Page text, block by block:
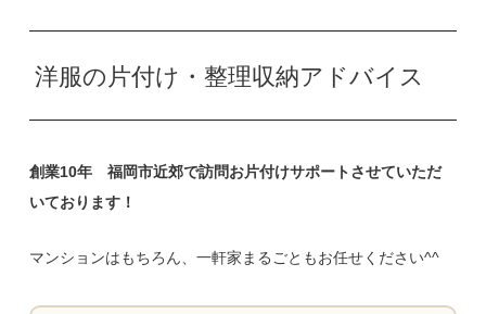
洋服の片付け・整理収納アドバイス
創業10年 福岡市近郊で訪問お片付けサポートさせていただ
いております！
マンションはもちろん、一軒家まるごともお任せください^^